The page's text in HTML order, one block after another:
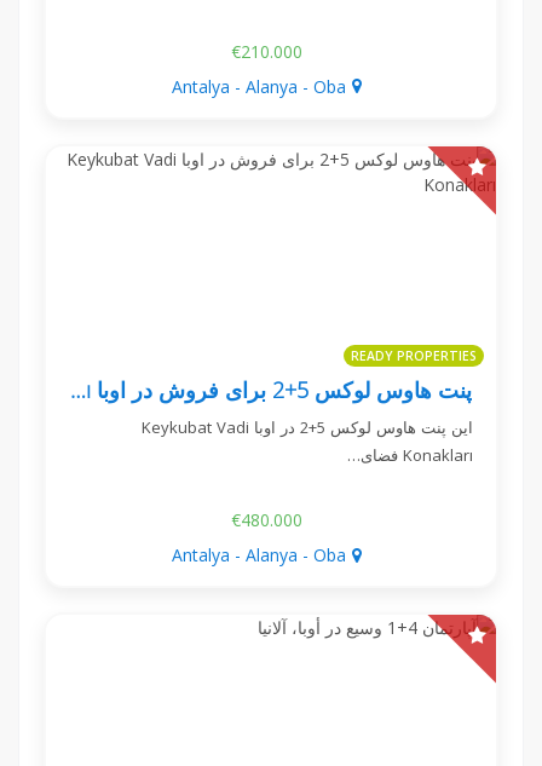
€210.000
Antalya - Alanya - Oba
READY PROPERTIES
پنت هاوس لوکس 5+2 برای فروش در اوبا Keykubat Vadi Konakları
این پنت هاوس لوکس 5+2 در اوبا Keykubat Vadi
Konakları فضای…
€480.000
Antalya - Alanya - Oba